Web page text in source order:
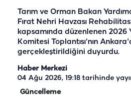
Tarım ve Orman Bakan
Fırat Nehri Havzası
kapsamında düzenlenen 2026
Komitesi Toplantısı'nın
gerçekleştirildiğini duyurdu.
Haber Merkezi
04 Ağu 2026, 19:18 tarihinde
Güncelleme